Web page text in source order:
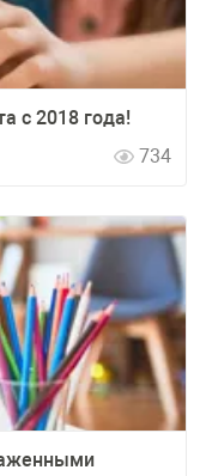
с 2018 года!
734